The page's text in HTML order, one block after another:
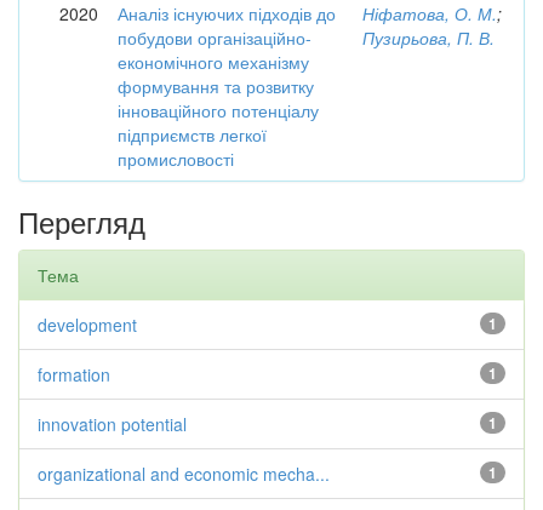
2020
Аналіз існуючих підходів до
побудови організаційно-
економічного механізму
формування та розвитку
інноваційного потенціалу
підприємств легкої
промисловості
Ніфатова, О. М.;
Пузирьова, П. В.
Перегляд
Тема
1
development
1
formation
1
innovation potential
1
organizational and economic mecha...